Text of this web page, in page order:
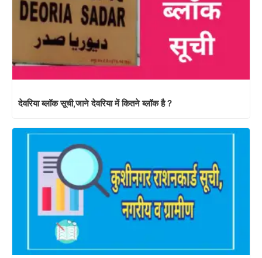
देवरिया ब्लॉक सूची,जाने देवरिया में कितने ब्लॉक है ?